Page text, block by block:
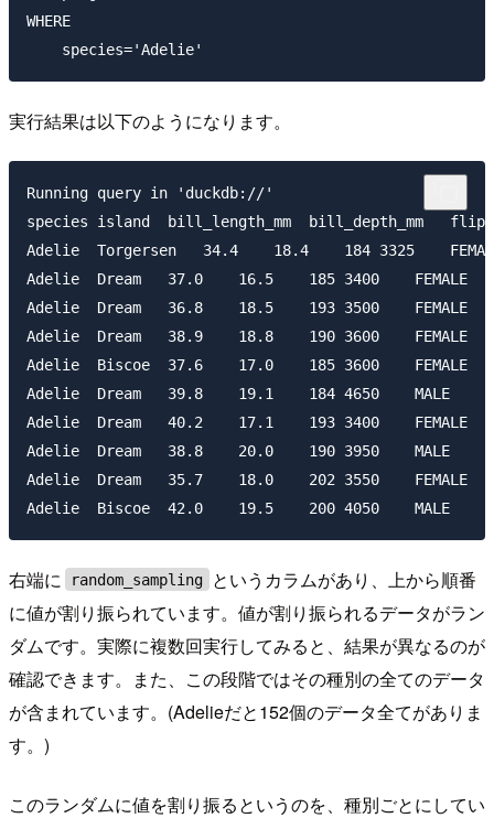
WHERE
実行結果は以下のようになります。
Running query in 'duckdb://'
species island  bill_length_mm  bill_depth_mm
Adelie  Torgersen   34.4    18.4    184 3325
Adelie  Dream   37.0    16.5    185 3400    FEMALE  2
Adelie  Dream   36.8    18.5    193 3500    FEMALE  3
Adelie  Dream   38.9    18.8    190 3600    FEMALE  4
Adelie  Biscoe  37.6    17.0    185 3600    FEMALE  5
Adelie  Dream   39.8    19.1    184 4650    MALE    6
Adelie  Dream   40.2    17.1    193 3400    FEMALE  7
Adelie  Dream   38.8    20.0    190 3950    MALE    8
Adelie  Dream   35.7    18.0    202 3550    FEMALE  9
右端に random_sampling
というカラムがあり、上から順番
に値が割り振られています。値が割り振られるデータがラン
ダムです。実際に複数回実行してみると、結果が異なるのが
確認できます。また、この段階ではその種別の全てのデータ
が含まれています。(Adelieだと152個のデータ全てがありま
す。)
このランダムに値を割り振るというのを、種別ごとにしてい